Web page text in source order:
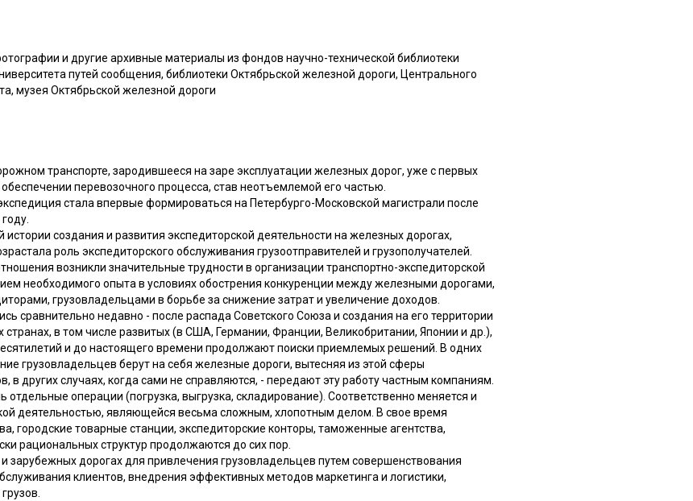
и другие архивные материалы из фондов научно-технической библиотеки
путей сообщения, библиотеки Октябрьской железной дороги, Центрального
музея Октябрьской железной дороги
транспорте, зародившееся на заре эксплуатации железных дорог, уже с первых
перевозочного процесса, став неотъемлемой его частью.
стала впервые формироваться на Петербурго-Московской магистрали после
создания и развития экспедиторской деятельности на железных дорогах,
роль экспедиторского обслуживания грузоотправителей и грузополучателей.
возникли значительные трудности в организации транспортно-экспедиторской
необходимого опыта в условиях обострения конкуренции между железными дорогами,
грузовладельцами в борьбе за снижение затрат и увеличение доходов.
сравнительно недавно - после распада Советского Союза и создания на его территории
странах, в том числе развитых (в США, Германии, Франции, Великобритании, Японии и др.),
и до настоящего времени продолжают поиски приемлемых решений. В одних
грузовладельцев берут на себя железные дороги, вытесняя из этой сферы
в других случаях, когда сами не справляются, - передают эту работу частным компаниям.
операции (погрузка, выгрузка, складирование). Соответственно меняется и
деятельностью, являющейся весьма сложным, хлопотным делом. В свое время
городские товарные станции, экспедиторские конторы, таможенные агентства,
рациональных структур продолжаются до сих пор.
зарубежных дорогах для привлечения грузовладельцев путем совершенствования
клиентов, внедрения эффективных методов маркетинга и логистики,